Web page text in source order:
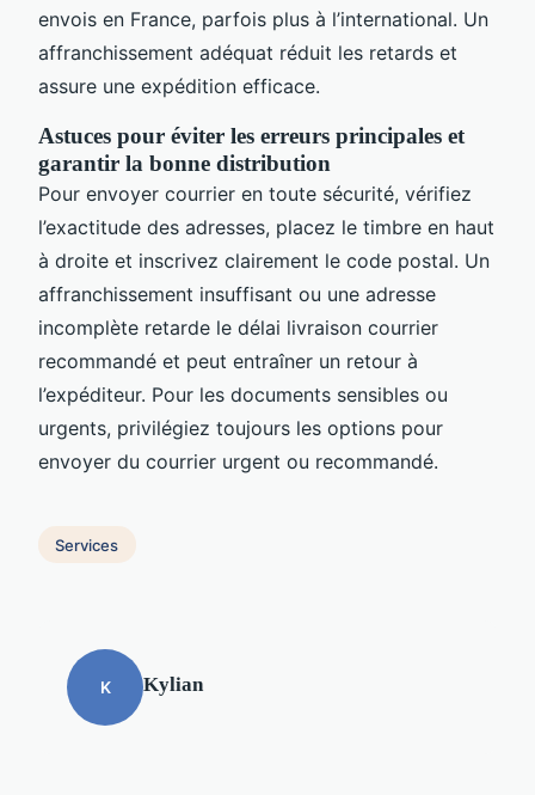
envois en France, parfois plus à l’international. Un
affranchissement adéquat réduit les retards et
assure une expédition efficace.
Astuces pour éviter les erreurs principales et
garantir la bonne distribution
Pour envoyer courrier en toute sécurité, vérifiez
l’exactitude des adresses, placez le timbre en haut
à droite et inscrivez clairement le code postal. Un
affranchissement insuffisant ou une adresse
incomplète retarde le délai livraison courrier
recommandé et peut entraîner un retour à
l’expéditeur. Pour les documents sensibles ou
urgents, privilégiez toujours les options pour
envoyer du courrier urgent ou recommandé.
Services
K Kylian